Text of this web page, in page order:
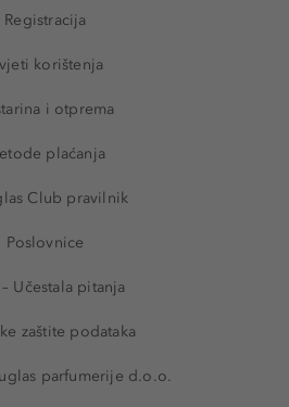
Registracija
korištenja
i otprema
plaćanja
Club pravilnik
Poslovnice
Učestala pitanja
zaštite podataka
parfumerije d.o.o.